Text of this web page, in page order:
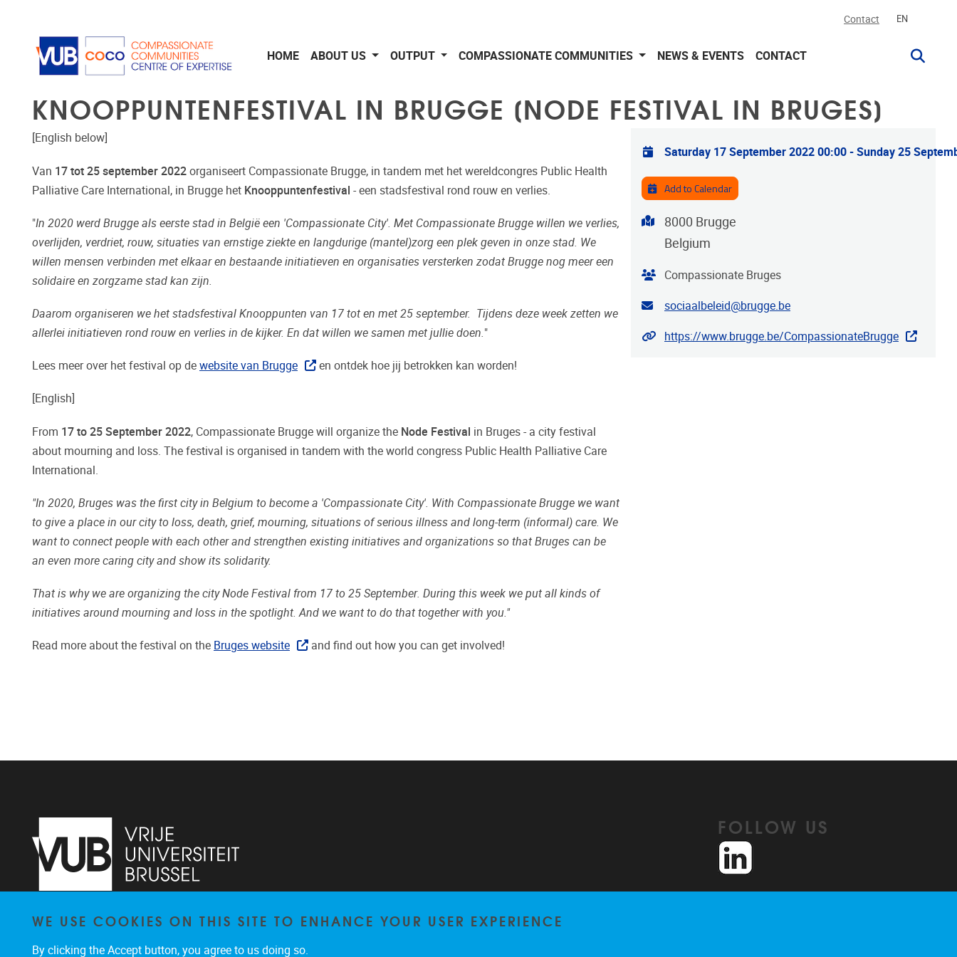
Contact EN
HOME ABOUT US OUTPUT COMPASSIONATE COMMUNITIES NEWS & EVENTS CONTACT
KNOOPPUNTENFESTIVAL IN BRUGGE [NODE FESTIVAL IN BRUGES]
[English below]
Van 17 tot 25 september 2022 organiseert Compassionate Brugge, in tandem met het wereldcongres Public Health
Palliative Care International, in Brugge het Knooppuntenfestival - een stadsfestival rond rouw en verlies.
"In 2020 werd Brugge als eerste stad in België een 'Compassionate City'. Met Compassionate Brugge willen we verlies,
overlijden, verdriet, rouw, situaties van ernstige ziekte en langdurige (mantel)zorg een plek geven in onze stad. We
willen mensen verbinden met elkaar en bestaande initiatieven en organisaties versterken zodat Brugge nog meer een
solidaire en zorgzame stad kan zijn.
Daarom organiseren we het stadsfestival Knooppunten van 17 tot en met 25 september. Tijdens deze week zetten we
allerlei initiatieven rond rouw en verlies in de kijker. En dat willen we samen met jullie doen."
Lees meer over het festival op de website van Brugge en ontdek hoe jij betrokken kan worden!
[English]
From 17 to 25 September 2022, Compassionate Brugge will organize the Node Festival in Bruges - a city festival
about mourning and loss. The festival is organised in tandem with the world congress Public Health Palliative Care
International.
"In 2020, Bruges was the first city in Belgium to become a 'Compassionate City'. With Compassionate Brugge we want
to give a place in our city to loss, death, grief, mourning, situations of serious illness and long-term (informal) care. We
want to connect people with each other and strengthen existing initiatives and organizations so that Bruges can be
an even more caring city and show its solidarity.
That is why we are organizing the city Node Festival from 17 to 25 September. During this week we put all kinds of
initiatives around mourning and loss in the spotlight. And we want to do that together with you."
Read more about the festival on the Bruges website and find out how you can get involved!
Practical info
Saturday 17 September 2022 00:00 - Sunday 25
Add to Calendar
Address
8000 Brugge
Belgium
Organiser
Compassionate Bruges
Contact email address
sociaalbeleid@brugge.be
Website
https://www.brugge.be/CompassionateBrugge
Pleinlaan 2 1050 Brussel
FOLLOW US
WE USE COOKIES ON THIS SITE TO ENHANCE YOUR USER EXPERIENCE
By clicking the Accept button, you agree to us doing so.